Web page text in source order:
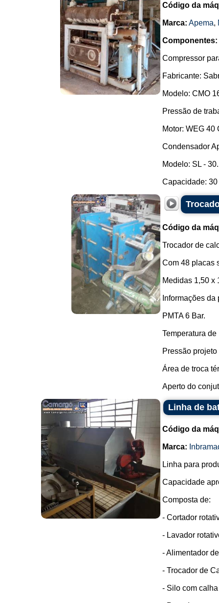
Código da
Marca: Apema,
Componentes:
Compressor
Fabricante:
Modelo: CMO
Pressão de
Motor: WEG 40
Condensador
Modelo: SL - 30.
Capacidade: 30
Código da
Trocador de
Com 48 placas
Medidas 1,50 x
Informações da
PMTA 6 Bar.
Temperatura
Pressão
Área de troca
Aperto do
Linha de
Código da
Marca:
Linha para
Capacidade
Composta de:
- Cortador
- Lavador
- Alimentador
- Trocador de
- Silo com